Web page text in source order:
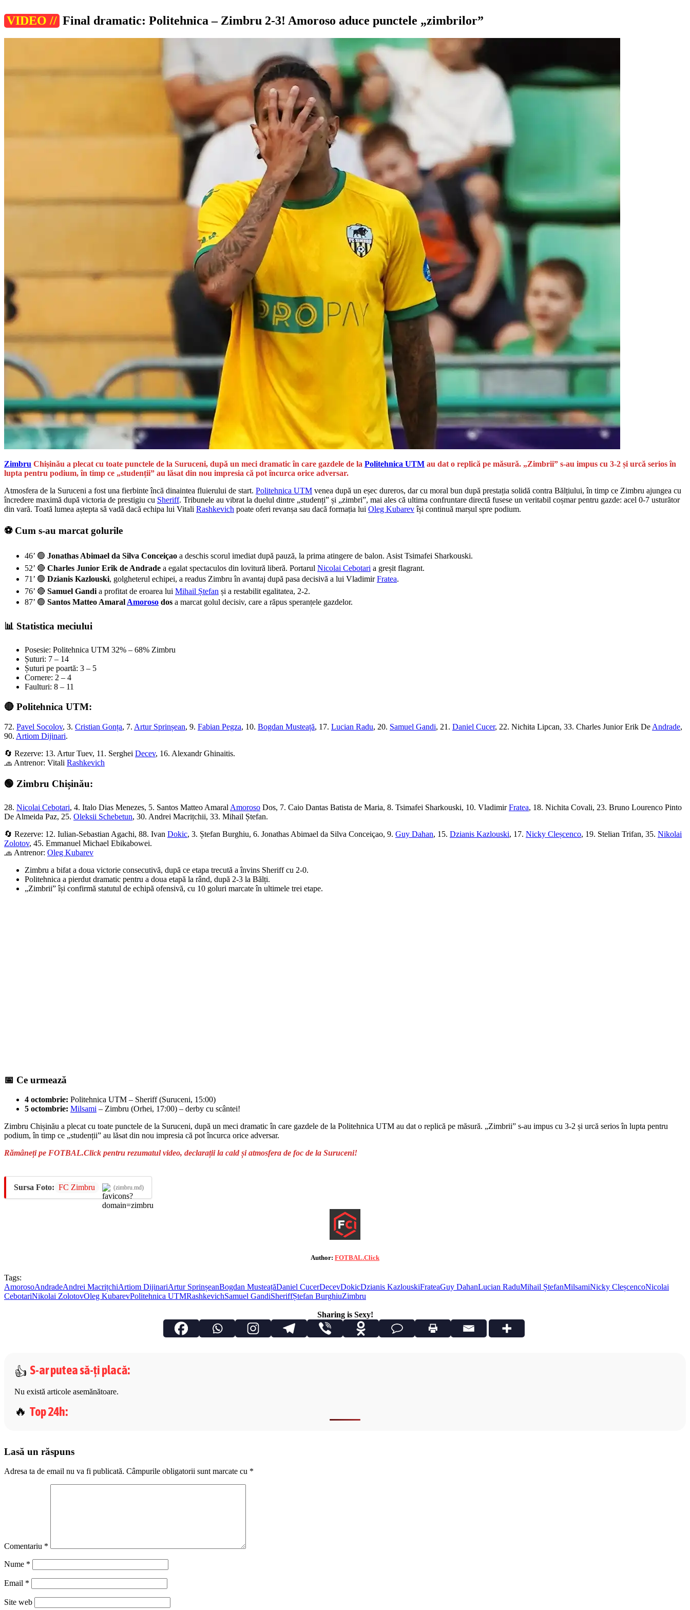
VIDEO // Final dramatic: Politehnica – Zimbru 2-3! Amoroso aduce punctele „zimbrilor”
Zimbru Chișinău a plecat cu toate punctele de la Suruceni, după un meci dramatic în care gazdele de la Politehnica UTM au dat o replică pe măsură. „Zimbrii” s-au impus cu 3-2 și urcă serios în
lupta pentru podium, în timp ce „studenții” au lăsat din nou impresia că pot încurca orice adversar.
Atmosfera de la Suruceni a fost una fierbinte încă dinaintea fluierului de start. Politehnica UTM venea după un eșec dureros, dar cu moral bun după prestația solidă contra Bălțiului, în timp ce Zimbru ajungea cu
încredere maximă după victoria de prestigiu cu Sheriff. Tribunele au vibrat la duelul dintre „studenți” și „zimbri”, mai ales că ultima confruntare directă fusese un veritabil coșmar pentru gazde: acel 0-7 usturător
din vară. Toată lumea aștepta să vadă dacă echipa lui Vitali Rashkevich poate oferi revanșa sau dacă formația lui Oleg Kubarevîși continuă marșul spre podium.
⚽ Cum s-au marcat golurile
46’ 🟢 Jonathas Abimael da Silva Conceiçao a deschis scorul imediat după pauză, la prima atingere de balon. Asist Tsimafei Sharkouski.
52’ 🔴 Charles Junior Erik de Andrade a egalat spectaculos din lovitură liberă. Portarul Nicolai Cebotari a greșit flagrant.
71’ 🟢 Dzianis Kazlouski, golgheterul echipei, a readus Zimbru în avantaj după pasa decisivă a lui VladimirFratea.
76’ 🔴 Samuel Gandi a profitat de eroarea lui Mihail Ștefan și a restabilit egalitatea, 2-2.
87’ 🟢 Santos Matteo Amaral Amoroso dos a marcat golul decisiv, care a răpus speranțele gazdelor.
📊 Statistica meciului
Posesie: Politehnica UTM 32% – 68% Zimbru
Șuturi: 7 – 14
Șuturi pe poartă: 3 – 5
Cornere: 2 – 4
Faulturi: 8 – 11
🔴 Politehnica UTM:
72. Pavel Socolov, 3. Cristian Gonța, 7. Artur Sprinșean, 9. Fabian Pegza, 10. Bogdan Musteață, 17. Lucian Radu, 20. Samuel Gandi, 21. Daniel Cucer, 22. Nichita Lipcan, 33. Charles Junior Erik De Andrade,
90. Artiom Dijinari.
🔄 Rezerve: 13. Artur Tuev, 11. Serghei Decev, 16. Alexandr Ghinaitis.
🧢 Antrenor: Vitali Rashkevich
🟢 Zimbru Chișinău:
28. Nicolai Cebotari, 4. Italo Dias Menezes, 5. Santos Matteo Amaral Amoroso Dos, 7. Caio Dantas Batista de Maria, 8. Tsimafei Sharkouski, 10. VladimirFratea, 18. Nichita Covali, 23. Bruno Lourenco Pinto
De Almeida Paz, 25. Oleksii Schebetun, 30. Andrei Macrițchii, 33. Mihail Ștefan.
🔄 Rezerve: 12. Iulian-Sebastian Agachi, 88. Ivan Dokic, 3. Ștefan Burghiu, 6. Jonathas Abimael da Silva Conceiçao, 9. Guy Dahan, 15. Dzianis Kazlouski, 17. Nicky Cleșcenco, 19. Stelian Trifan, 35. Nikolai
Zolotov, 45. Emmanuel Michael Ebikabowei.
🧢 Antrenor: Oleg Kubarev
Zimbru a bifat a doua victorie consecutivă, după ce etapa trecută a învins Sheriff cu 2-0.
Politehnica a pierdut dramatic pentru a doua etapă la rând, după 2-3 la Bălți.
„Zimbrii” își confirmă statutul de echipă ofensivă, cu 10 goluri marcate în ultimele trei etape.
📅 Ce urmează
4 octombrie: Politehnica UTM – Sheriff (Suruceni, 15:00)
5 octombrie: Milsami – Zimbru (Orhei, 17:00) – derby cu scântei!
Zimbru Chișinău a plecat cu toate punctele de la Suruceni, după un meci dramatic în care gazdele de la Politehnica UTM au dat o replică pe măsură. „Zimbrii” s-au impus cu 3-2 și urcă serios în lupta pentru
podium, în timp ce „studenții” au lăsat din nou impresia că pot încurca orice adversar.
Rămâneți pe FOTBAL.Click pentru rezumatul video, declarații la cald și atmosfera de foc de la Suruceni!
Sursa Foto: FC Zimbru (zimbru.md)
Author: FOTBAL.Click
Tags:
AmorosoAndradeAndrei MacrițchiArtiom DijinariArtur SprinșeanBogdan MusteațăDaniel CucerDecevDokicDzianis KazlouskiFrateaGuy DahanLucian RaduMihail ȘtefanMilsamiNicky CleșcencoNicolai
CebotariNikolai ZolotovOleg KubarevPolitehnica UTMRashkevichSamuel GandiSheriffȘtefan BurghiuZimbru
Sharing is Sexy!
S-ar putea să-ți placă:
Nu există articole asemănătoare.
Top 24h:
Lasă un răspuns
Adresa ta de email nu va fi publicată. Câmpurile obligatorii sunt marcate cu *
Comentariu *
Nume *
Email *
Site web